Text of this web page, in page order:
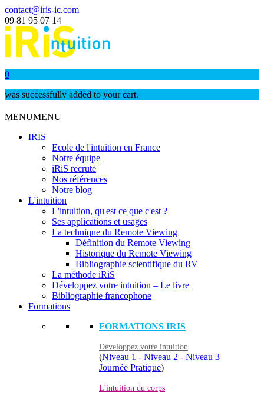
contact@iris-ic.com
09 81 95 07 14
0
was successfully added to your cart.
MENUMENU
IRIS
Ecole de l'intuition en France
Notre équipe
iRiS recrute
Nos références
Notre blog
L'intuition
L'intuition, qu'est ce que c'est ?
Ses applications et usages
La technique du Remote Viewing
Définition du Remote Viewing
Historique du Remote Viewing
Bibliographie scientifique du RV
La méthode iRiS
Développez votre intuition – Le livre
Bibliographie francophone
Formations
FORMATIONS IRIS
Développez votre intuition
(Niveau 1 - Niveau 2 - Niveau 3
Journée Pratique)
L'intuition du corps